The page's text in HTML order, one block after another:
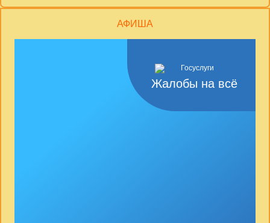
АФИША
Жалобы на всё